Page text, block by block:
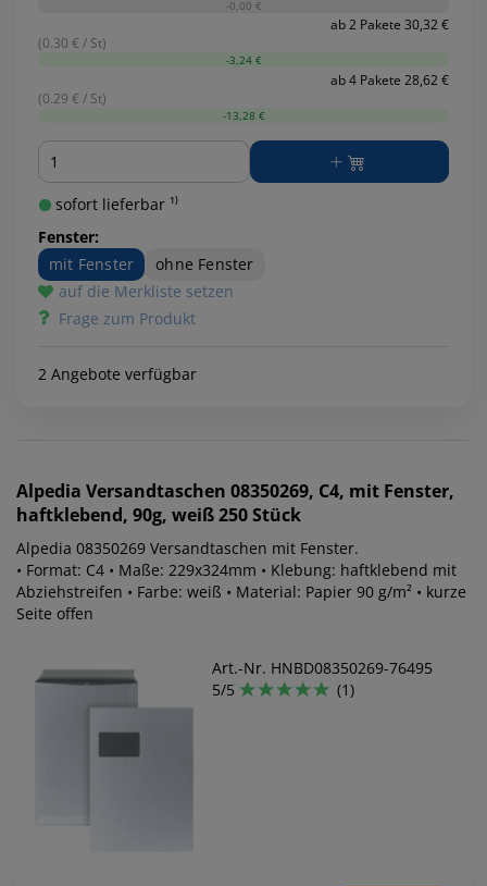
-0,00 €
ab 2 Pakete 30,32 €
(0.30 € / St)
-3,24 €
ab 4 Pakete 28,62 €
(0.29 € / St)
-13,28 €
Menge
sofort lieferbar ¹⁾
Fenster:
mit Fenster
ohne Fenster
auf die Merkliste setzen
Frage zum Produkt
2 Angebote verfügbar
Alpedia Versandtaschen 08350269, C4, mit Fenster,
haftklebend, 90g, weiß 250 Stück
Alpedia 08350269 Versandtaschen mit Fenster.
• Format: C4 • Maße: 229x324mm • Klebung: haftklebend mit
Abziehstreifen • Farbe: weiß • Material: Papier 90 g/m² • kurze
Seite offen
Art.-Nr. HNBD08350269-76495
5/5
(1)